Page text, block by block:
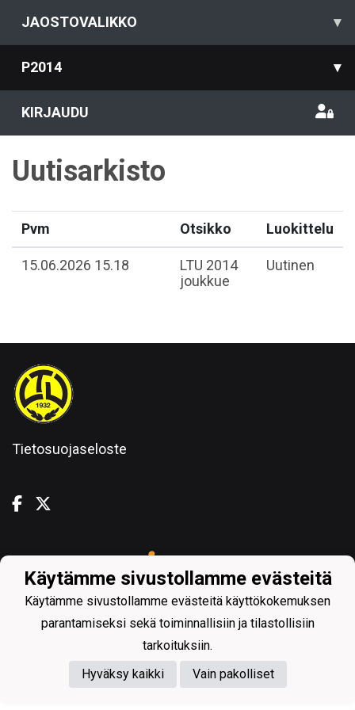
JAOSTOVALIKKO ▾
P2014 ▾
KIRJAUDU
Uutisarkisto
Pvm Otsikko Luokittelu
15.06.2026 15.18
LTU 2014
joukkue
Uutinen
Tietosuojaseloste
Käytämme sivustollamme evästeitä
Käytämme sivustollamme evästeitä käyttökokemuksen
parantamiseksi sekä toiminnallisiin ja tilastollisiin
tarkoituksiin.
Hyväksy kaikki
Vain pakolliset